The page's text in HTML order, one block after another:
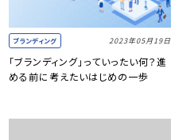
ブランディング 2023年05月19日
「ブランディング」っていったい何？進
める前に考えたいはじめの一歩